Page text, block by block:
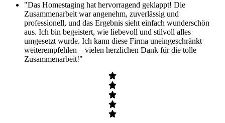
"Das Homestaging hat hervorragend geklappt! Die
Zusammenarbeit war angenehm, zuverlässig und
professionell, und das Ergebnis sieht einfach wunderschön
aus. Ich bin begeistert, wie liebevoll und stilvoll alles
umgesetzt wurde. Ich kann diese Firma uneingeschränkt
weiterempfehlen – vielen herzlichen Dank für die tolle
Zusammenarbeit!"